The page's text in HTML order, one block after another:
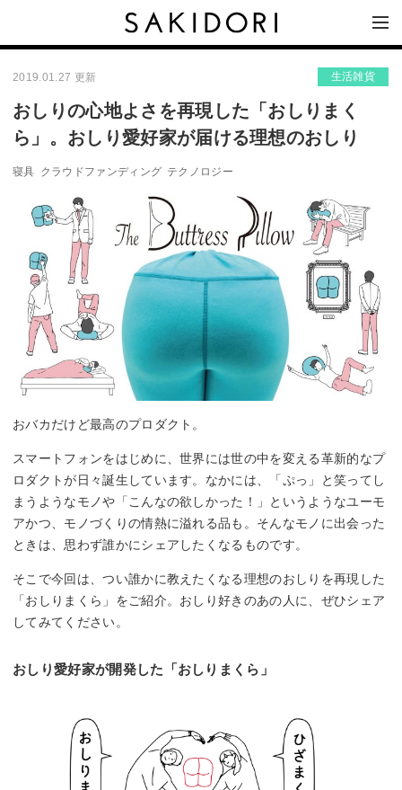
2019.01.27 更新 生活雑貨
おしりの心地よさを再現した「おしりまく
ら」。おしり愛好家が届ける理想のおしり
寝具 クラウドファンディング テクノロジー
おバカだけど最高のプロダクト。
スマートフォンをはじめに、世界には世の中を変える革新的なプ
ロダクトが日々誕生しています。なかには、「ぷっ」と笑ってし
まうようなモノや「こんなの欲しかった！」というようなユーモ
アかつ、モノづくりの情熱に溢れる品も。そんなモノに出会った
ときは、思わず誰かにシェアしたくなるものです。
そこで今回は、つい誰かに教えたくなる理想のおしりを再現した
「おしりまくら」をご紹介。おしり好きのあの人に、ぜひシェア
してみてください。
おしり愛好家が開発した「おしりまくら」